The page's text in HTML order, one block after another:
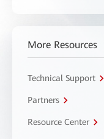
More Resources
Technical Support
Partners
Resource Center